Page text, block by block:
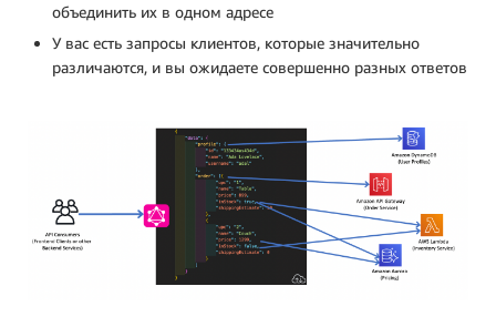
объединить их в одном адресе
У вас есть запросы клиентов, которые значительно
различаются, и вы ожидаете совершенно разных ответов